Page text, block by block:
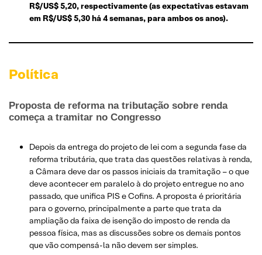
R$/US$ 5,20, respectivamente (as expectativas estavam
em R$/US$ 5,30 há 4 semanas, para ambos os anos).
Política
Proposta de reforma na tributação sobre renda
começa a tramitar no Congresso
Depois da entrega do projeto de lei com a segunda fase da
reforma tributária, que trata das questões relativas à renda,
a Câmara deve dar os passos iniciais da tramitação – o que
deve acontecer em paralelo à do projeto entregue no ano
passado, que unifica PIS e Cofins. A proposta é prioritária
para o governo, principalmente a parte que trata da
ampliação da faixa de isenção do imposto de renda da
pessoa física, mas as discussões sobre os demais pontos
que vão compensá-la não devem ser simples.